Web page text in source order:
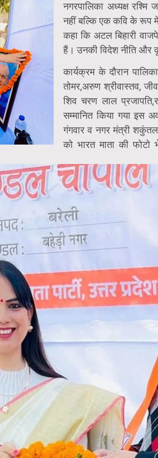
नगरपालिका अध्यक्ष
नहीं बल्कि एक कवि के रूप
कहा कि अटल बिहारी
हैं। उनकी विदेश नीति और
कार्यक्रम के दौरान
तोमर,अरुण श्रीवास्तव,
शिव चरण लाल
सम्मानित किया गया इस
गंगवार व नगर मंत्री
को भारत माता की फोटो